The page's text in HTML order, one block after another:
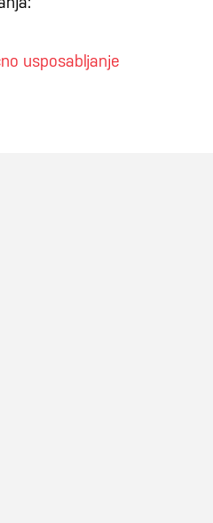
usposabljanje